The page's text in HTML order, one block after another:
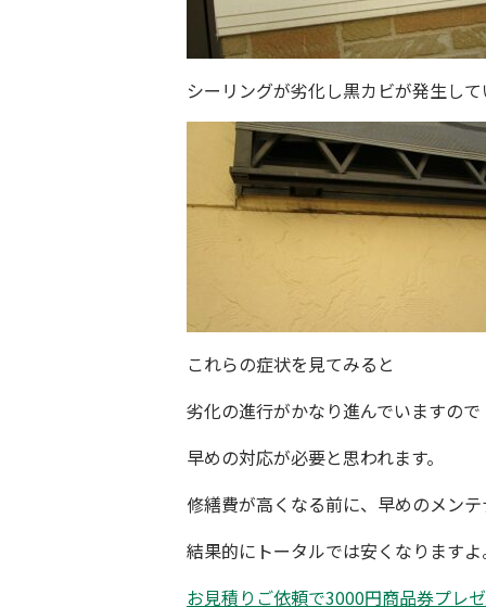
シーリングが劣化し黒カビが発生し
これらの症状を見てみると
劣化の進行がかなり進んでいますので
早めの対応が必要と思われます。
修繕費が高くなる前に、早めのメン
結果的にトータルでは安くなります
お見積りご依頼で3000円商品券プレ